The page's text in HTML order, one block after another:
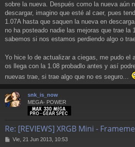
sobre la nueva. Después como la nueva aún
descargar, imagino que esté al caer, pues
1.07A hasta que saquen la nueva en
no ha posteado nadie las mejoras que trae la
sabemos si nos estamos perdiendo algo o
Yo hice lo de actualizar a ciegas, me pudo el
os llega con la 1.08 probadlo antes y así
nuevas trae, si trae algo que no es seguro...
snk_is_now
MEGA- POWER
Re: [REVIEWS] XRGB Mini -
M
Vie, 21 Jun 2013, 10:53